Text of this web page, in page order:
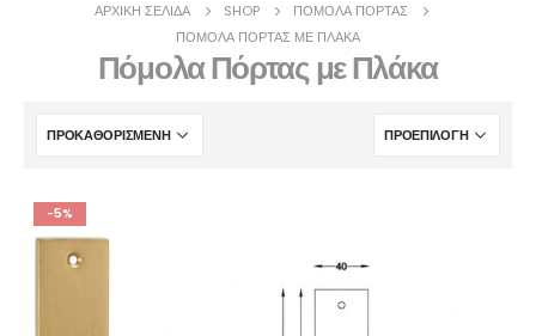
ΑΡΧΙΚΉ ΣΕΛΊΔΑ SHOP
ΠΌΜΟΛΑ ΠΌΡΤΑΣ
ΠΌΜΟΛΑ ΠΌΡΤΑΣ ΜΕ ΠΛΆΚΑ
Πόμολα Πόρτας με Πλάκα
-5%